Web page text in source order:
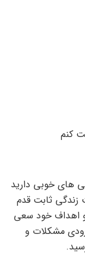
کنم
های خوبی دارید
زندگی ثابت قدم
و اهداف خود سعی
مشکلات و